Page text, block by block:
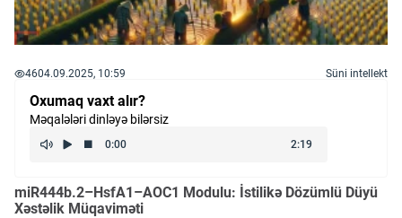
Robot və Cihazlar
Kriptovalyuta
ÇƏRƏZLƏR SİYASƏTİ
4604.09.2025, 10:59 Süni intellekt
Oxumaq vaxt alır?
Məqalələri dinləyə bilərsiz
miR444b.2–HsfA1–AOC1 Modulu: İstilikə Dözümlü Düyü
Xəstəlik Müqaviməti